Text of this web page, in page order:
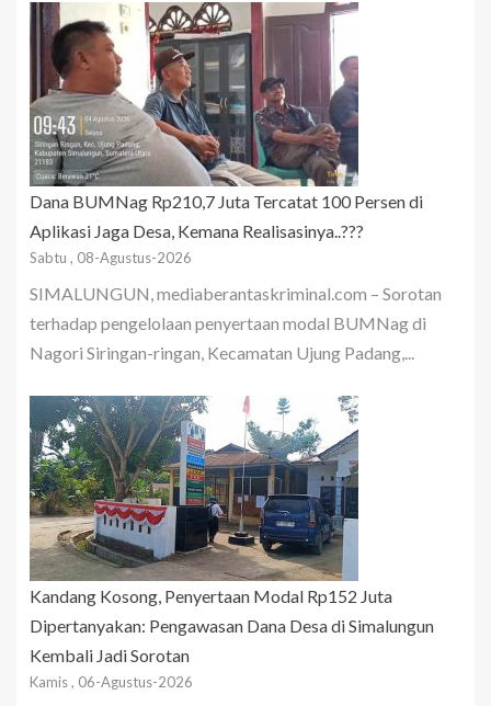
Dana BUMNag Rp210,7 Juta Tercatat 100 Persen di
Aplikasi Jaga Desa, Kemana Realisasinya..???
Sabtu , 08-Agustus-2026
SIMALUNGUN, mediaberantaskriminal.com – Sorotan
terhadap pengelolaan penyertaan modal BUMNag di
Nagori Siringan-ringan, Kecamatan Ujung Padang,...
Kandang Kosong, Penyertaan Modal Rp152 Juta
Dipertanyakan: Pengawasan Dana Desa di Simalungun
Kembali Jadi Sorotan
Kamis , 06-Agustus-2026